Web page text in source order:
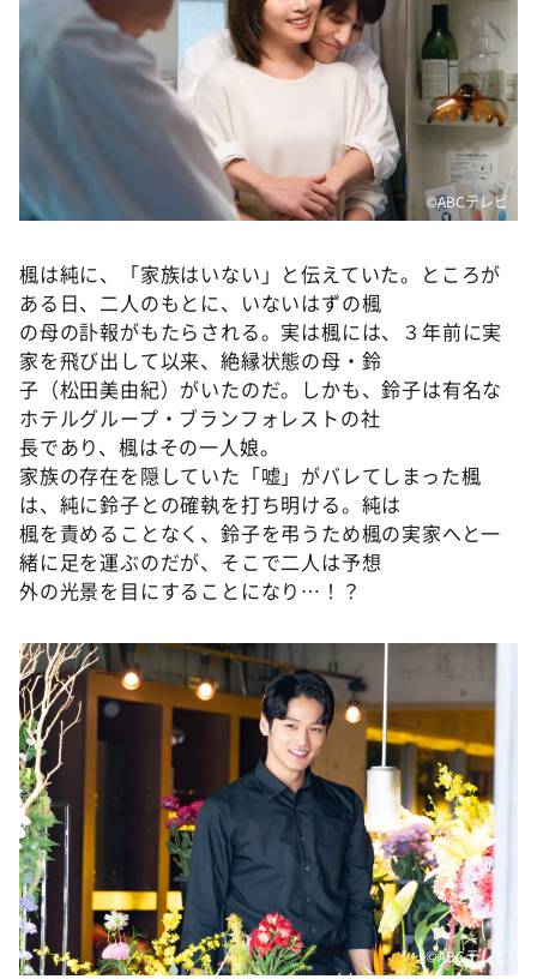
©️ABCテレビ
楓は純に、「家族はいない」と伝えていた。ところが
ある日、二人のもとに、いないはずの楓
の母の訃報がもたらされる。実は楓には、３年前に実
家を飛び出して以来、絶縁状態の母・鈴
子（松田美由紀）がいたのだ。しかも、鈴子は有名な
ホテルグループ・ブランフォレストの社
長であり、楓はその一人娘。
家族の存在を隠していた「嘘」がバレてしまった楓
は、純に鈴子との確執を打ち明ける。純は
楓を責めることなく、鈴子を弔うため楓の実家へと一
緒に足を運ぶのだが、そこで二人は予想
外の光景を目にすることになり…！？
©️ABCテレビ